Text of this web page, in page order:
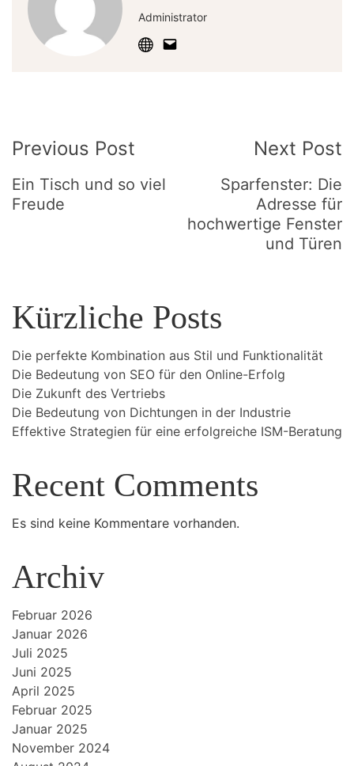
Administrator
Navigation
Previous Post
Ein Tisch und so viel
Freude
Next Post
Sparfenster: Die
Adresse für
hochwertige Fenster
und Türen
Kürzliche Posts
Die perfekte Kombination aus Stil und Funktionalität
Die Bedeutung von SEO für den Online-Erfolg
Die Zukunft des Vertriebs
Die Bedeutung von Dichtungen in der Industrie
Effektive Strategien für eine erfolgreiche ISM-Beratung
Recent Comments
Es sind keine Kommentare vorhanden.
Archiv
Februar 2026
Januar 2026
Juli 2025
Juni 2025
April 2025
Februar 2025
Januar 2025
November 2024